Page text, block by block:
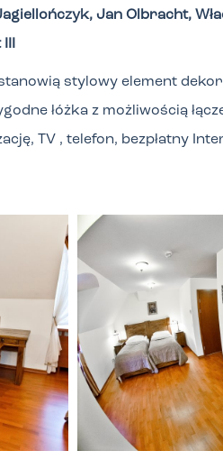
Jan Olbracht,
stylowy element
łóżka z możliwością
TV , telefon, bezpłatny